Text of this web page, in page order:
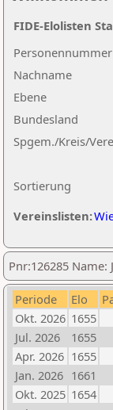
Nachname
Ebene
Sortierung
Personennummer
Bundesland
Spgem./Kreis/
Vereinslisten:
FIDE-Elolisten
Pnr:126285 Name:
Periode Elo
Okt. 2026 1655
Jul. 2026
1655
Apr. 2026 1655
Jan. 2026 1661
Okt. 2025 1654